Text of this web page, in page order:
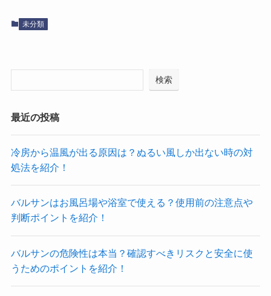
未分類
検索
最近の投稿
冷房から温風が出る原因は？ぬるい風しか出ない時の対
処法を紹介！
バルサンはお風呂場や浴室で使える？使用前の注意点や
判断ポイントを紹介！
バルサンの危険性は本当？確認すべきリスクと安全に使
うためのポイントを紹介！